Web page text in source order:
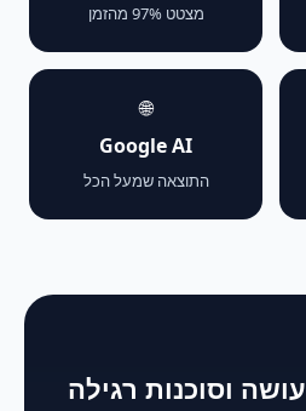
מצטט 97% מהזמן
🌐
Google AI
התוצאה שמעל הכל
מה ש-Klarya עושה וסוכנות רגילה